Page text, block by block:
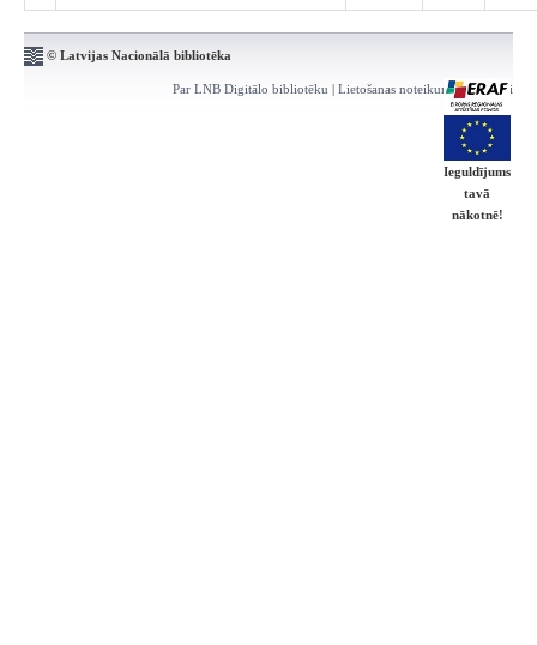
© Latvijas Nacionālā bibliotēka
Par LNB Digitālo bibliotēku | Lietošanas noteikumi | Kontakti
Ieguldījums
tavā
nākotnē!